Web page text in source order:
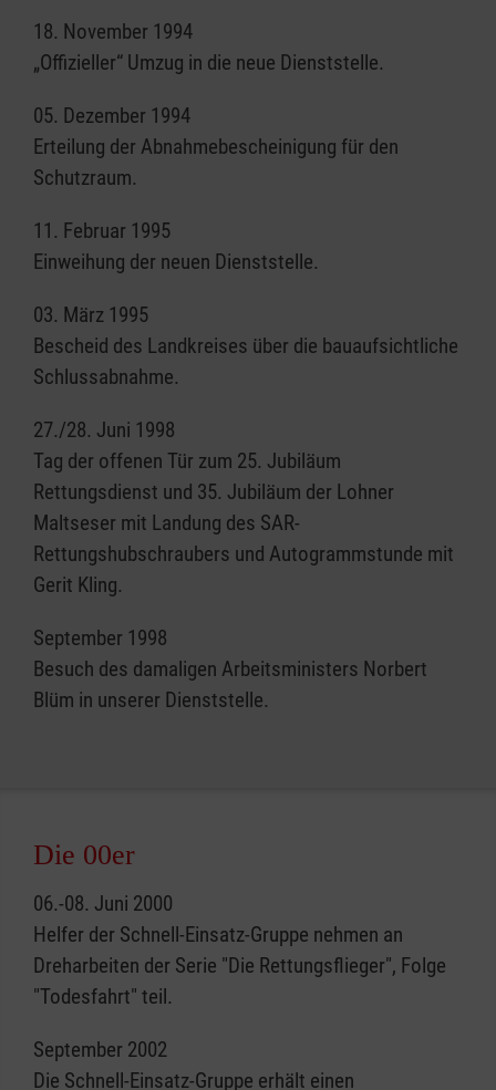
18. November 1994
„Offizieller“ Umzug in die neue Dienststelle.
05. Dezember 1994
Erteilung der Abnahmebescheinigung für den
Schutzraum.
11. Februar 1995
Einweihung der neuen Dienststelle.
03. März 1995
Bescheid des Landkreises über die bauaufsichtliche
Schlussabnahme.
27./28. Juni 1998
Tag der offenen Tür zum 25. Jubiläum
Rettungsdienst und 35. Jubiläum der Lohner
Maltseser mit Landung des SAR-
Rettungshubschraubers und Autogrammstunde mit
Gerit Kling.
September 1998
Besuch des damaligen Arbeitsministers Norbert
Blüm in unserer Dienststelle.
Die 00er
06.-08. Juni 2000
Helfer der Schnell-Einsatz-Gruppe nehmen an
Dreharbeiten der Serie "Die Rettungsflieger", Folge
"Todesfahrt" teil.
September 2002
Die Schnell-Einsatz-Gruppe erhält einen